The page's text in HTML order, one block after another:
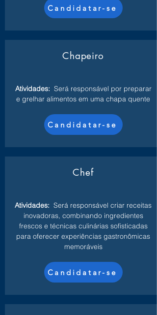
Candidatar-se
Chapeiro
Atividades: Será responsável por preparar
e grelhar alimentos em uma chapa quente
Candidatar-se
Chef
Atividades: Será responsável criar receitas
inovadoras, combinando ingredientes
frescos e técnicas culinárias sofisticadas
para oferecer experiências gastronômicas
memoráveis
Candidatar-se